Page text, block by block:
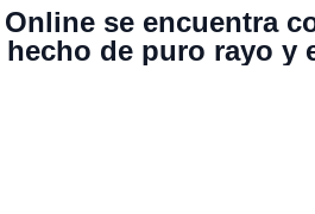
se encuentra
de puro rayo y
gusta